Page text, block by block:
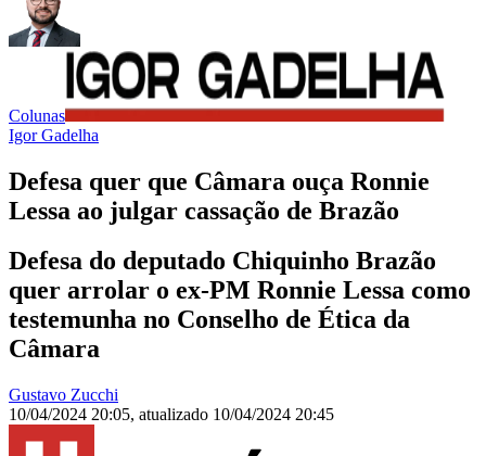
Colunas
Igor Gadelha
Defesa quer que Câmara ouça Ronnie
Lessa ao julgar cassação de Brazão
Defesa do deputado Chiquinho Brazão
quer arrolar o ex-PM Ronnie Lessa como
testemunha no Conselho de Ética da
Câmara
Gustavo Zucchi
10/04/2024 20:05, atualizado 10/04/2024 20:45